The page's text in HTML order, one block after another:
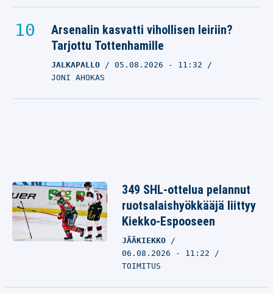
Arsenalin kasvatti vihollisen leiriin?
Tarjottu Tottenhamille
JALKAPALLO 05.08.2026 - 11:32
JONI AHOKAS
349 SHL-ottelua pelannut
ruotsalaishyökkääjä liittyy
Kiekko-Espooseen
JÄÄKIEKKO
06.08.2026 - 11:22
TOIMITUS